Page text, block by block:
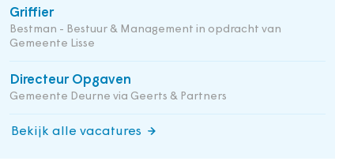
Griffier
Bestman - Bestuur & Management in opdracht van
Gemeente Lisse
Directeur Opgaven
Gemeente Deurne via Geerts & Partners
Bekijk alle vacatures